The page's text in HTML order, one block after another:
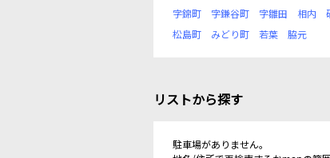
字錦町
字鎌谷町 字雛田 相内
松島町
みどり町 若葉 脇元
リストから探す
駐車場がありません。